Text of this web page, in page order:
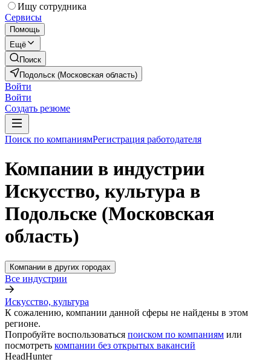
Ищу сотрудника
Сервисы
Помощь
Ещё
Поиск
Подольск (Московская область)
Войти
Войти
Создать резюме
Поиск по компаниямРегистрация работодателя
Компании в индустрии
Искусство, культура в
Подольске (Московская
область)
Компании в других городах
Все индустрии
Искусство, культура
К сожалению, компании данной сферы не найдены в этом
регионе.
Попробуйте воспользоваться поиском по компаниям или
посмотреть компании без открытых вакансий
HeadHunter